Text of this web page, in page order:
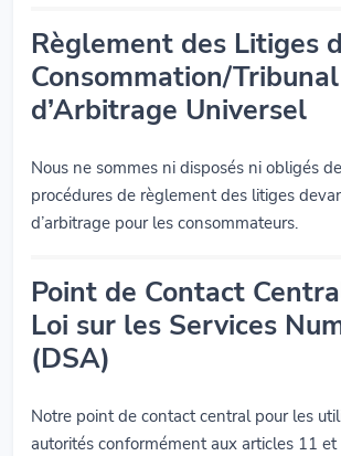
Règlement des Litiges
Consommation/Tribunal
d’Arbitrage Universel
Nous ne sommes ni disposés ni obligés
procédures de règlement des litiges
d’arbitrage pour les consommateurs.
Point de Contact
Loi sur les Services
(DSA)
Notre point de contact central pour les
autorités conformément aux articles 11